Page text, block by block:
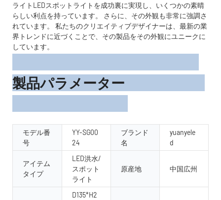
ライトLEDスポットライトを成功裏に実現し、いくつかの素晴
らしい利点を持っています。 さらに、その外観も非常に強調さ
れています。 私たちのクリエイティブデザイナーは、最新の業
界トレンドに近づくことで、その製品をその外観にユニークに
しています。
製品パラメーター
モデル番
号
YY-SG00
24
ブランド
名
yuanyele
d
アイテム
タイプ
LED洪水/
スポット
ライト
原産地 中国広州
D135*H2